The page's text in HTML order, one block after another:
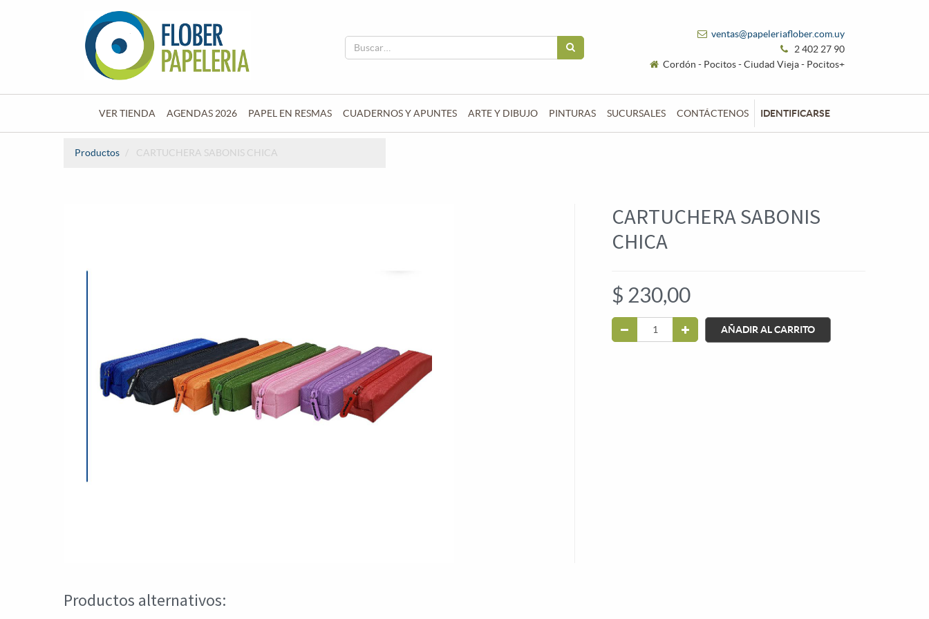
ventas@papeleriaflober.com.uy
2 402 27 90
Cordón - Pocitos - Ciudad Vieja - Pocitos+
VER TIENDA AGENDAS 2026 PAPEL EN RESMAS CUADERNOS Y APUNTES ARTE Y DIBUJO PINTURAS SUCURSALES CONTÁCTENOS IDENTIFICARSE
Productos CARTUCHERA SABONIS CHICA
CARTUCHERA SABONIS
CHICA
$ 230,00
AÑADIR AL CARRITO
Productos alternativos: